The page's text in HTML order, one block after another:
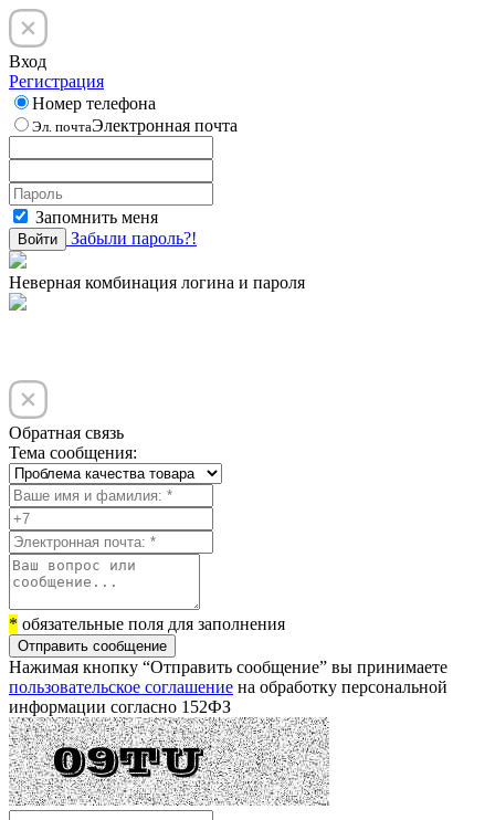
Вход
Регистрация
Номер телефона
Эл. почтаЭлектронная почта
Запомнить меня
Войти Забыли пароль?!
Неверная комбинация логина и пароля
Обратная связь
Тема сообщения:
* обязательные поля для заполнения
Отправить сообщение
Нажимая кнопку “Отправить сообщение” вы принимаете
пользовательское соглашение на обработку персональной
информации согласно 152ФЗ